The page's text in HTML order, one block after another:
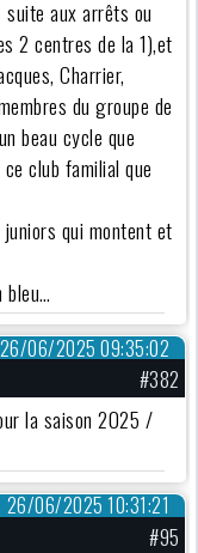
suite aux arrêts ou
2 centres de la 1),et
Charrier,
du groupe de
beau cycle que
club familial que
qui montent et
bleu…
26/06/2025 09:35:02
#382
la saison 2025 /
26/06/2025 10:31:21
#95